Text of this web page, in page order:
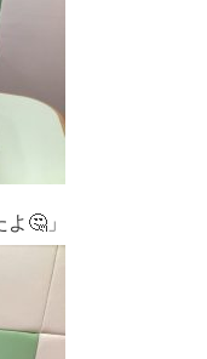
🤔」